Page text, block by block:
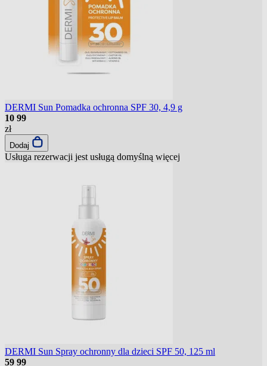
DERMI Sun Pomadka ochronna SPF 30, 4,9 g
10 99
zł
Dodaj
Usługa rezerwacji jest usługą domyślną więcej
DERMI Sun Spray ochronny dla dzieci SPF 50, 125 ml
59 99